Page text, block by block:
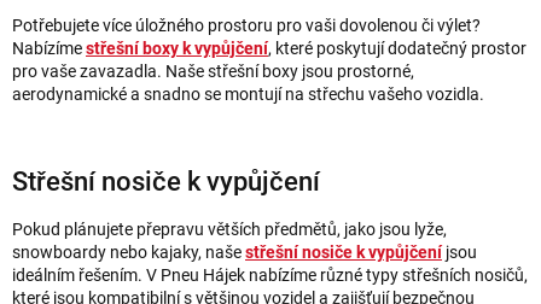
Potřebujete více úložného prostoru pro vaši dovolenou či výlet?
Nabízímestřešní boxy k vypůjčení, které poskytují dodatečný prostor
pro vaše zavazadla. Naše střešní boxy jsou prostorné,
aerodynamické a snadno se montují na střechu vašeho vozidla.
Střešní nosiče k vypůjčení
Pokud plánujete přepravu větších předmětů, jako jsou lyže,
snowboardy nebo kajaky, našestřešní nosiče k vypůjčení jsou
ideálním řešením. V Pneu Hájek nabízíme různé typy střešních nosičů,
které jsou kompatibilní s většinou vozidel a zajišťují bezpečnou